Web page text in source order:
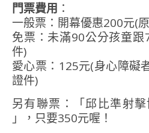
門票費用 ：
一般票：開幕優惠200元(
免票：未滿90公分孩童
件)
愛心票：125元(身心障礙
證件)
另有聯票：「邱比準射
」，只要350元喔！